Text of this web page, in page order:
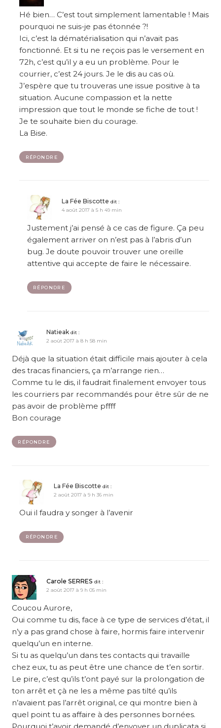
Hé bien… C’est tout simplement lamentable ! Mais
pourquoi ne suis-je pas étonnée ?!
Ici, c’est la dématérialisation qui n’avait pas
fonctionné. Et si tu ne reçois pas le versement en
72h, c’est qu’il y a eu un problème. Pour le
courrier, c’est 24 jours. Je le dis au cas où.
J’espère que tu trouveras une issue positive à ta
situation. Aucune compassion et la nette
impression que tout le monde se fiche de tout !
Je te souhaite bien du courage.
La Bise.
RÉPONDRE
La Fée Biscotte dit :
4 août 2017 à 5 h 49 min
Justement j’ai pensé à ce cas de figure. Ça peu
également arriver on n’est pas à l’abris d’un
bug. Je doute pouvoir trouver une oreille
attentive qui accepte de faire le nécessaire.
RÉPONDRE
Natieak dit :
2 août 2017 à 8 h 58 min
Déjà que la situation était difficile mais ajouter à cela
des tracas financiers, ça m’arrange rien…
Comme tu le dis, il faudrait finalement envoyer tous
les courriers par recommandés pour être sûr de ne
pas avoir de problème pffff
Bon courage
RÉPONDRE
La Fée Biscotte dit :
2 août 2017 à 9 h 36 min
Oui il faudra y songer à l’avenir
RÉPONDRE
Carole SERRES dit :
2 août 2017 à 9 h 05 min
Coucou Aurore,
Oui comme tu dis, face à ce type de services d’état, il
n’y a pas grand chose à faire, hormis faire intervenir
quelqu’un en interne.
Si tu as quelqu’un dans tes contacts qui travaille
chez eux, tu as peut être une chance de t’en sortir.
Le pire, c’est qu’ils t’ont payé sur la prolongation de
ton arrêt et çà ne les a même pas tilté qu’ils
n’avaient pas l’arrêt original, ce qui montre bien à
quel point tu as affaire à des personnes bornées.